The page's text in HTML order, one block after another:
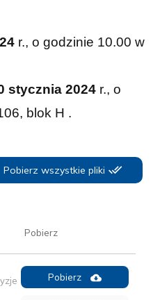
r., o godzinie 10.00 w
stycznia 2024 r., o
blok H .
Pobierz wszystkie pliki
Pobierz
Pobierz